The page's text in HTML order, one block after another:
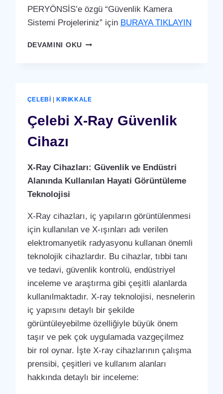
PERYÖNSİS’e özgü “Güvenlik Kamera
Sistemi Projeleriniz” için BURAYA TIKLAYIN
DEVAMINI OKUÇELEBI
ÇELEBI KIRIKKALE
Çelebi X-Ray Güvenlik
Cihazı
X-Ray Cihazları: Güvenlik ve Endüstri
Alanında Kullanılan Hayati Görüntüleme
Teknolojisi
X-Ray cihazları, iç yapıların görüntülenmesi
için kullanılan ve X-ışınları adı verilen
elektromanyetik radyasyonu kullanan önemli
teknolojik cihazlardır. Bu cihazlar, tıbbi tanı
ve tedavi, güvenlik kontrolü, endüstriyel
inceleme ve araştırma gibi çeşitli alanlarda
kullanılmaktadır. X-ray teknolojisi, nesnelerin
iç yapısını detaylı bir şekilde
görüntüleyebilme özelliğiyle büyük önem
taşır ve pek çok uygulamada vazgeçilmez
bir rol oynar. İşte X-ray cihazlarının çalışma
prensibi, çeşitleri ve kullanım alanları
hakkında detaylı bir inceleme: